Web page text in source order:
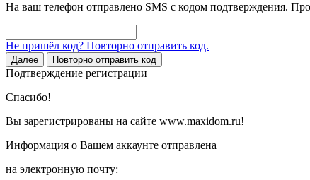
На ваш телефон отправлено SMS с кодом подтверждения.
Не пришёл код? Повторно отправить код.
Далее Повторно отправить код
Подтверждение регистрации
Спасибо!
Вы зарегистрированы на сайте www.maxidom.ru!
Информация о Вашем аккаунте отправлена
на электронную почту: